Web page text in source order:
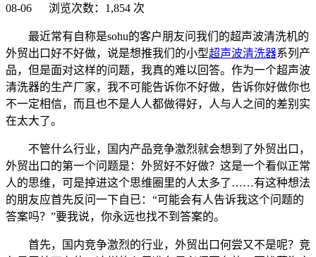
08-06 浏览次数：1,854 次
最近常有自称是sohu的客户朋友问我们的超声波清洗机的
外贸出口好不好做，说是想推我们的小型超声波清洗器系列产
品，但是面对这样的问题，我真的难以回答。作为一个超声波
清洗器的生产厂家，我不可能告诉你不好做，告诉你好做你也
不一定相信，而且也不是人人都做得好，人与人之间的差别实
在太大了。
不管什么行业，国内产品竞争激烈就会想到了外贸出口，
外贸出口的第一个问题是：外贸好不好做？这是一个看似正常
人的思维，可是掉进这个思维圈里的人太多了……有这种想法
的朋友应首先反问一下自已：“可能会有人告诉我这个问题的
答案吗？”要我说，你永远也找不到答案的。
首先，国内竞争激烈的行业，外贸出口何尝又不是呢？竞